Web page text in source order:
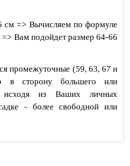
см => Вычисляем по формуле
Вам подойдет размер 64-66
промежуточные (59, 63, 67 и
в сторону большего или
исходя изВаших личных
- более свободной или